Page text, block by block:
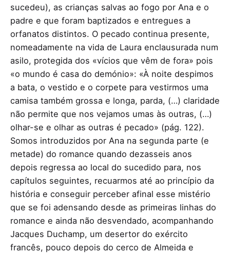
sucedeu), as crianças salvas ao fogo por Ana e o
padre e que foram baptizados e entregues a
orfanatos distintos. O pecado continua presente,
nomeadamente na vida de Laura enclausurada num
asilo, protegida dos «vícios que vêm de fora» pois
«o mundo é casa do demónio»: «À noite despimos
a bata, o vestido e o corpete para vestirmos uma
camisa também grossa e longa, parda, (…) claridade
não permite que nos vejamos umas às outras, (…)
olhar-se e olhar as outras é pecado» (pág. 122).
Somos introduzidos por Ana na segunda parte (e
metade) do romance quando dezasseis anos
depois regressa ao local do sucedido para, nos
capítulos seguintes, recuarmos até ao princípio da
história e conseguir perceber afinal esse mistério
que se foi adensando desde as primeiras linhas do
romance e ainda não desvendado, acompanhando
Jacques Duchamp, um desertor do exército
francês, pouco depois do cerco de Almeida e